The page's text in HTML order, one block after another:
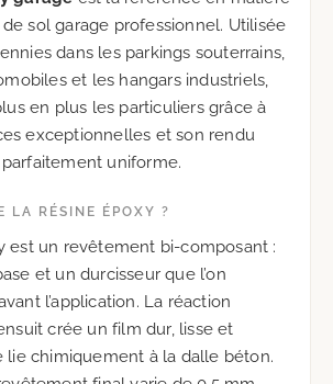
sol garage professionnel. Utilisée
dans les parkings souterrains,
et les hangars industriels,
en plus les particuliers grâce à
exceptionnelles et son rendu
uniforme.
LA RÉSINE ÉPOXY ?
est un revêtement bi-composant :
et un durcisseur que l’on
l’application. La réaction
crée un film dur, lisse et
lie chimiquement à la dalle béton.